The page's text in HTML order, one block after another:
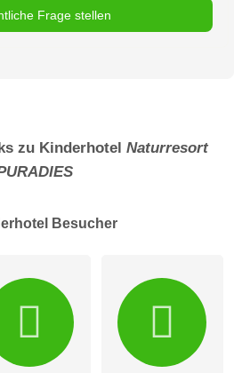
x Moroso
im Naturresort Puradies. Für 2-4
Schlafzimmer, einen
mit Kachelofen und eine voll
Geschirrspüler, Tee- und Kaffeebar
Frage stellen
zu Kinderhotel Naturresort
Besucher